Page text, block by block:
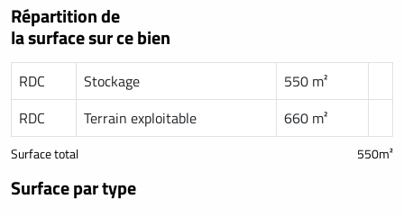
Répartition de
la surface sur ce bien
RDC Stockage
550 m²
RDC
Terrain exploitable 660 m²
Surface total 550m²
Surface par type